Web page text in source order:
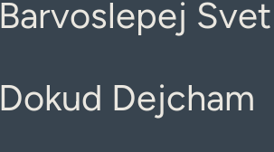
Barvoslepej Svet
Dokud Dejcham